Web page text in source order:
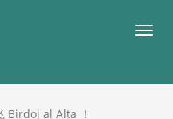
Birdoj al Alta ！